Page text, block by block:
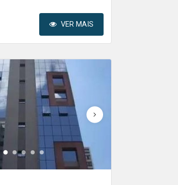
VER MAIS
1 2 3 4 5